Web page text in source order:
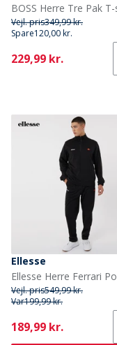
Vejl. pris349,99 kr.
Spare120,00 kr.
Current
229,99 kr.
Ellesse
Vejl. pris549,99 kr.
Var199,99 kr.
Current
189,99 kr.